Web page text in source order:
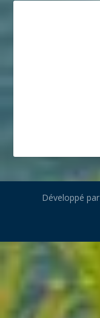
Développé par